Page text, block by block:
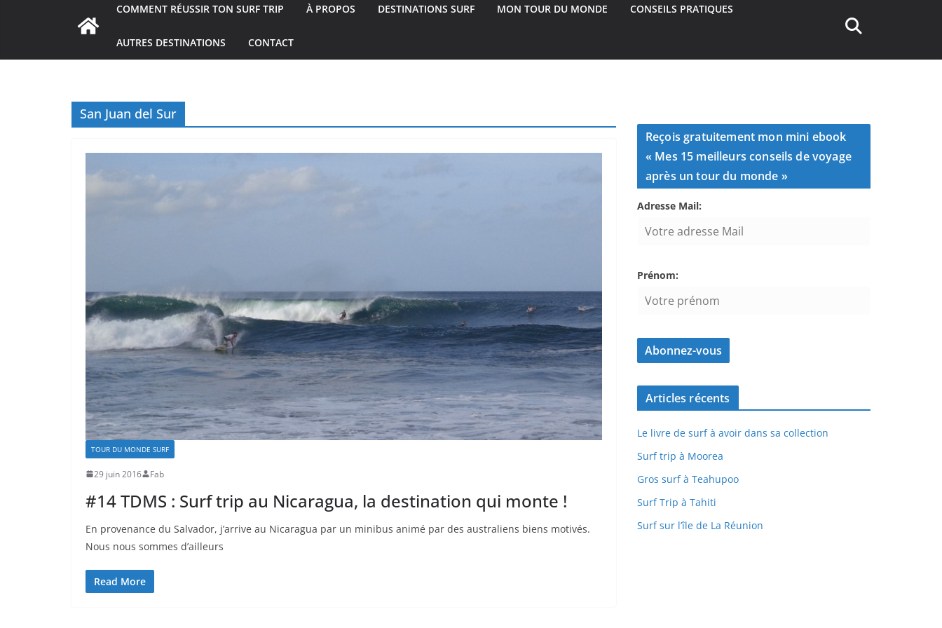
COMMENT RÉUSSIR TON SURF TRIP À PROPOS DESTINATIONS SURF MON TOUR DU MONDE CONSEILS PRATIQUES
AUTRES DESTINATIONS CONTACT
San Juan del Sur
TOUR DU MONDE SURF
29 juin 2016 Fab
#14 TDMS : Surf trip au Nicaragua, la destination qui monte !
En provenance du Salvador, j’arrive au Nicaragua par un minibus animé par des australiens biens motivés.
Nous nous sommes d’ailleurs
Read More
Reçois gratuitement mon mini ebook
« Mes 15 meilleurs conseils de voyage
après un tour du monde »
Adresse Mail:
Prénom:
Articles récents
Le livre de surf à avoir dans sa collection
Surf trip à Moorea
Gros surf à Teahupoo
Surf Trip à Tahiti
Surf sur l’île de La Réunion